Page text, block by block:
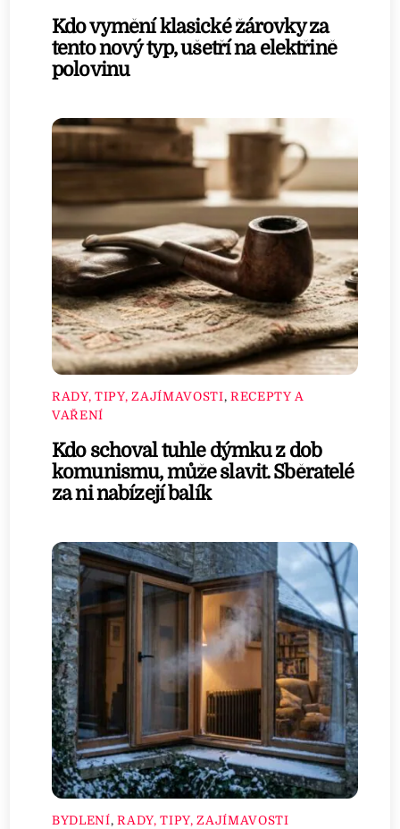
Kdo vymění klasické žárovky za
tento nový typ, ušetří na elektřině
polovinu
RADY, TIPY, ZAJÍMAVOSTI, RECEPTY A
VAŘENÍ
Kdo schoval tuhle dýmku z dob
komunismu, může slavit. Sběratelé
za ni nabízejí balík
BYDLENÍ,RADY, TIPY, ZAJÍMAVOSTI